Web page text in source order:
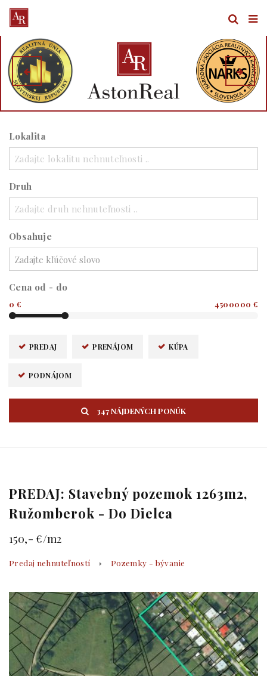
Lokalita
Zadajte lokalitu nehnuteľnosti ..
Druh
Zadajte druh nehnuteľnosti ..
Obsahuje
Cena od - do
0 € 4500000 €
PREDAJ PRENÁJOM KÚPA
PODNÁJOM
347 NÁJDENÝCH PONÚK
PREDAJ: Stavebný pozemok 1263m2,
Ružomberok - Do Dielca
150,- €/m2
Predaj nehnuteľností Pozemky - bývanie